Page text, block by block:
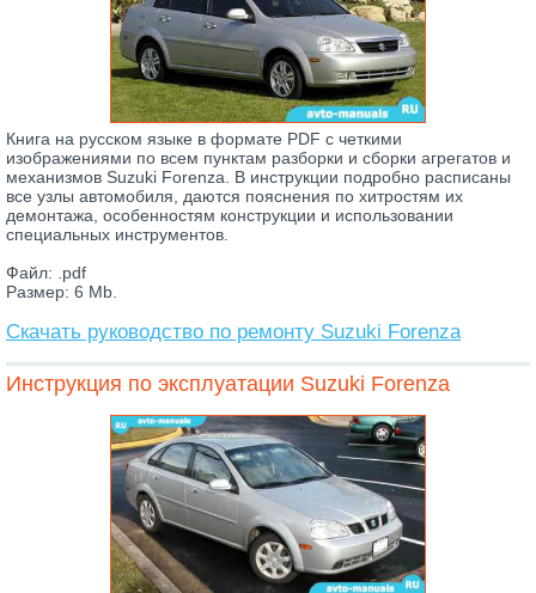
Книга на русском языке в формате PDF с четкими
изображениями по всем пунктам разборки и сборки агрегатов и
механизмов Suzuki Forenza. В инструкции подробно расписаны
все узлы автомобиля, даются пояснения по хитростям их
демонтажа, особенностям конструкции и использовании
специальных инструментов.
Файл: .pdf
Размер: 6 Mb.
Скачать руководство по ремонту Suzuki Forenza
Инструкция по эксплуатации Suzuki Forenza